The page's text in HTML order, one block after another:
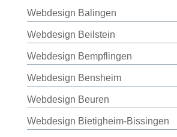
Webdesign Balingen
Webdesign Beilstein
Webdesign Bempflingen
Webdesign Bensheim
Webdesign Beuren
Webdesign Bietigheim-Bissingen